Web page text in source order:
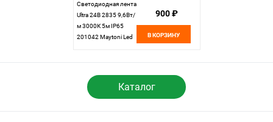
Светодиодная лента
Ultra 24В 2835 9,6Вт/
м 3000К 5м IP65
201042 Maytoni Led
900 ₽
В КОРЗИНУ
Каталог